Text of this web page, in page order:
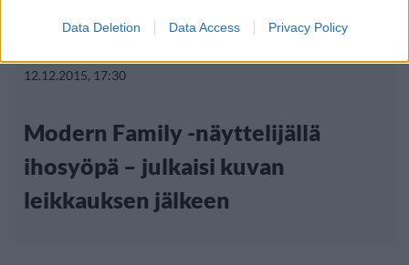
Data Deletion Data Access Privacy Policy
Viihdeuutiset
12.12.2015, 17:30
Modern Family -näyttelijällä
ihosyöpä – julkaisi kuvan
leikkauksen jälkeen